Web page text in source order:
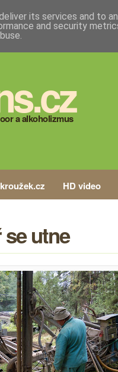
a alkoholizmus
HD video
utne
its services and to
and security